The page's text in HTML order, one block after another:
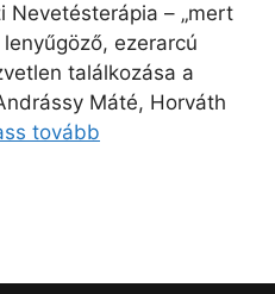
Nevetésterápia – „mert
ezerarcú
találkozása a
Máté, Horváth
tovább